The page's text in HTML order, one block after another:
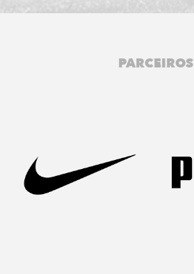
PARCEIROS